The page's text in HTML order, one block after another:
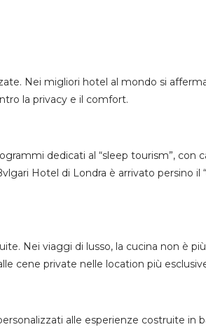
Nei migliori hotel al mondo si
la privacy e il comfort.
dedicati al “sleep tourism”, con
Hotel di Londra è arrivato persino
Nei viaggi di lusso, la cucina non è
cene private nelle location più
alle esperienze costruite in